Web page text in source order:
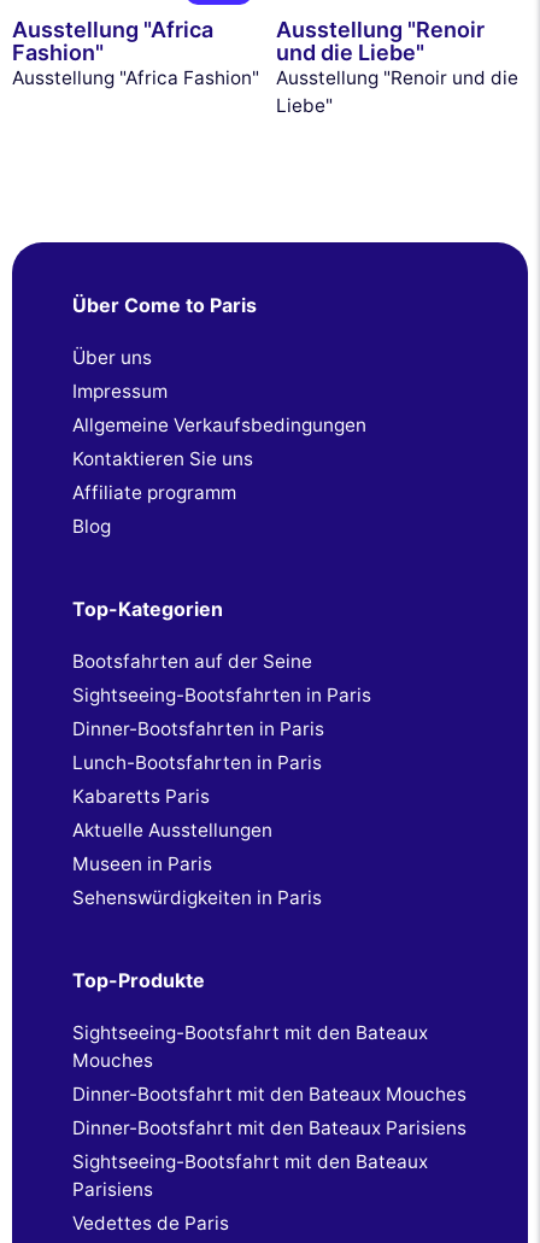
Ausstellung "Africa
Fashion"
Ausstellung "Africa Fashion"
Ausstellung "Renoir
und die Liebe"
Ausstellung "Renoir und die
Liebe"
Über Come to Paris
Über uns
Impressum
Allgemeine Verkaufsbedingungen
Kontaktieren Sie uns
Affiliate programm
Blog
Top-Kategorien
Bootsfahrten auf der Seine
Sightseeing-Bootsfahrten in Paris
Dinner-Bootsfahrten in Paris
Lunch-Bootsfahrten in Paris
Kabaretts Paris
Aktuelle Ausstellungen
Museen in Paris
Sehenswürdigkeiten in Paris
Top-Produkte
Sightseeing-Bootsfahrt mit den Bateaux
Mouches
Dinner-Bootsfahrt mit den Bateaux Mouches
Dinner-Bootsfahrt mit den Bateaux Parisiens
Sightseeing-Bootsfahrt mit den Bateaux
Parisiens
Vedettes de Paris